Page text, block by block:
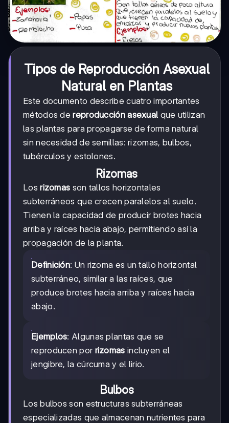
Tipos de Reproducción Asexual
Natural en Plantas
Este documento describe cuatro importantes
métodos dereproducción asexual que utilizan
las plantas para propagarse de forma natural
sin necesidad de semillas: rizomas, bulbos,
tubérculos y estolones.
Rizomas
Losrizomas son tallos horizontales
subterráneos que crecen paralelos al suelo.
Tienen la capacidad de producir brotes hacia
arriba y raíces hacia abajo, permitiendo así la
propagación de la planta.
Definición: Un rizoma es un tallo horizontal
subterráneo, similar a las raíces, que
produce brotes hacia arriba y raíces hacia
abajo.
Ejemplos: Algunas plantas que se
reproducen por rizomas incluyen el
jengibre, la cúrcuma y el lirio.
Bulbos
Los bulbos son estructuras subterráneas
especializadas que almacenan nutrientes para